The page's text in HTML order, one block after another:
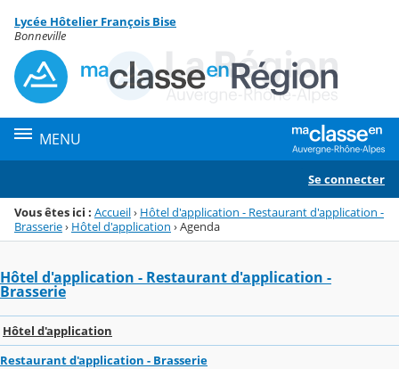
Menu de la rubrique
Contenu
Lycée Hôtelier François Bise
Bonneville
MENU
Se connecter
Vous êtes ici : Accueil› Hôtel d'application - Restaurant d'application -
Brasserie› Hôtel d'application ›Agenda
Hôtel d'application - Restaurant d'application -
Brasserie
Hôtel d'application
Restaurant d'application - Brasserie